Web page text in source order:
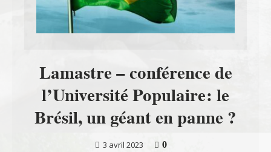
Lamastre – conférence de
l’Université Populaire: le
Brésil, un géant en panne ?
3 avril 2023
0